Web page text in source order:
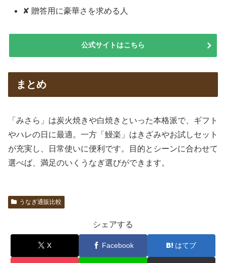
✘ 贈答用に豪華さを求める人
公式サイトはこちら
まとめ
「みさら」は炭火焼きや白焼きといった本格派で、ギフト
やハレの日に最適。一方「鰻楽」はきざみやお試しセット
が充実し、日常使いに便利です。目的とシーンに合わせて
選べば、満足のいくうなぎ選びができます。
うなぎ通販比較
シェアする
X Facebook はてブ